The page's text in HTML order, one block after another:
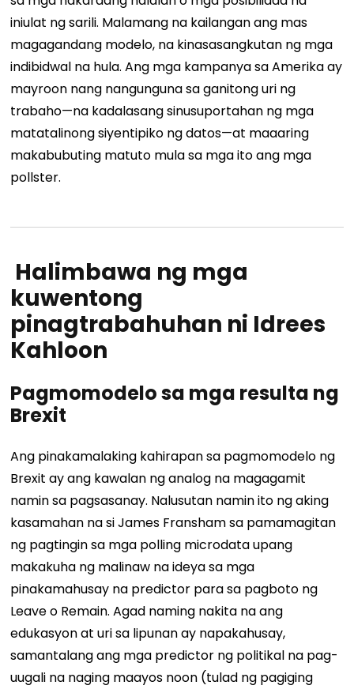
iniulat ng sarili. Malamang na kailangan ang mas
magagandang modelo, na kinasasangkutan ng mga
indibidwal na hula. Ang mga kampanya sa Amerika ay
mayroon nang nangunguna sa ganitong uri ng
trabaho—na kadalasang sinusuportahan ng mga
matatalinong siyentipiko ng datos—at maaaring
makabubuting matuto mula sa mga ito ang mga
pollster.
Halimbawa ng mga
kuwentong
pinagtrabahuhan ni Idrees
Kahloon
Pagmomodelo sa mga resulta ng
Brexit
Ang pinakamalaking kahirapan sa pagmomodelo ng
Brexit ay ang kawalan ng analog na magagamit
namin sa pagsasanay. Nalusutan namin ito ng aking
kasamahan na si James Fransham sa pamamagitan
ng pagtingin sa mga polling microdata upang
makakuha ng malinaw na ideya sa mga
pinakamahusay na predictor para sa pagboto ng
Leave o Remain. Agad naming nakita na ang
edukasyon at uri sa lipunan ay napakahusay,
samantalang ang mga predictor ng politikal na pag-
uugali na naging maayos noon (tulad ng pagiging